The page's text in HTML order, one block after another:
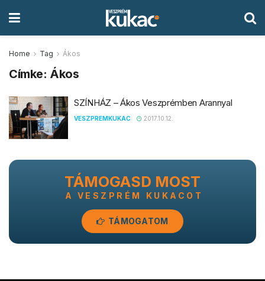
Home Tag Ákos
Címke: Ákos
SZÍNHÁZ – Ákos Veszprémben Arannyal
VESZPREMKUKAC 2017.10.12.
TÁMOGASD MOST
A VESZPRÉM KUKACOT
TÁMOGATOM